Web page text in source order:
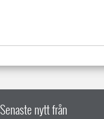
Senaste nytt från